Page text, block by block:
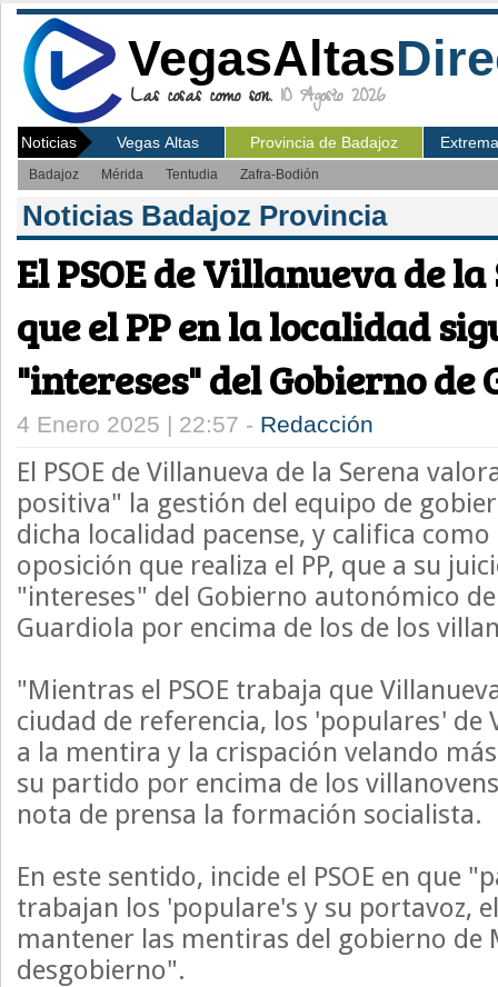
VegasAltas
Las cosas como son. 10 Agosto 2026
Noticias Vegas Altas Provincia de Badajoz
Badajoz Mérida Tentudia Zafra-Bodión
Noticias Badajoz Provincia
El PSOE de Villanueva de
que el PP en la localidad
"intereses" del Gobierno de
4 Enero 2025 | 22:57 - Redacción
El PSOE de Villanueva de la Serena
positiva" la gestión del equipo de
dicha localidad pacense, y califica
oposición que realiza el PP, que a su
"intereses" del Gobierno autonómico
Guardiola por encima de los de los
"Mientras el PSOE trabaja que
ciudad de referencia, los 'populares' de
a la mentira y la crispación velando
su partido por encima de los
nota de prensa la formación socialista.
En este sentido, incide el PSOE en que
trabajan los 'populare's y su portavoz,
mantener las mentiras del gobierno de
desgobierno".